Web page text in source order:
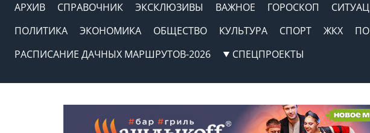
АРХИВ СПРАВОЧНИК ЭКСКЛЮЗИВЫ ВАЖНОЕ ГОРОСКОП
ПОЛИТИКА
ЭКОНОМИКА ОБЩЕСТВО КУЛЬТУРА СПОРТ ЖКХ
РАСПИСАНИЕ ДАЧНЫХ МАРШРУТОВ-2026
СПЕЦПРОЕКТЫ